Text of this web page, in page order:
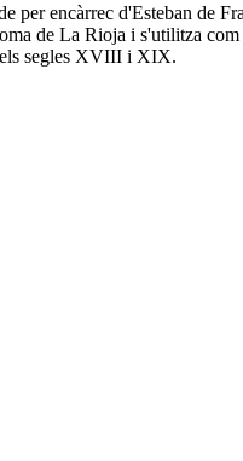
per encàrrec d'Esteban de
de La Rioja i s'utilitza
segles XVIII i XIX.